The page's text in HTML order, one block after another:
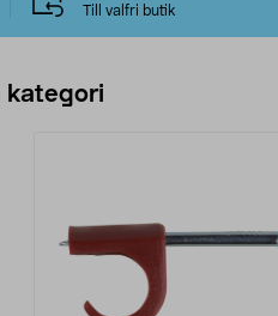
Till valfri butik
kategori